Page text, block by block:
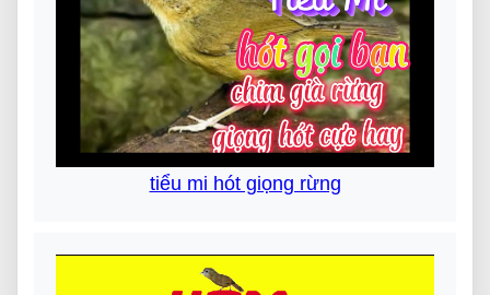
tiểu mi hót giọng rừng